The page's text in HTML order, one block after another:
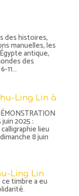
des histoires,
manuelles, les
antique,
des
11...
Ling Lin à
2025 :
lieu
8 juin
Ling Lin
timbre a eu